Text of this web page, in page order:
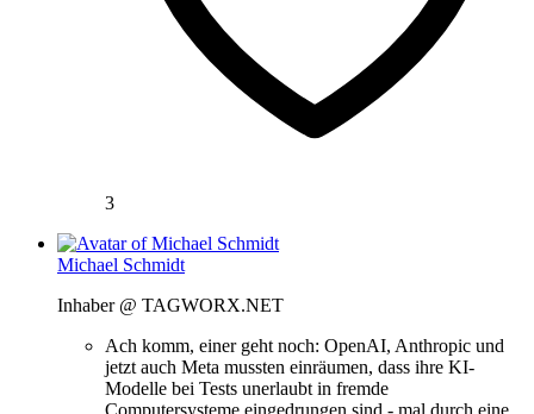
3
Michael Schmidt
Inhaber @ TAGWORX.NET
Ach komm, einer geht noch: OpenAI, Anthropic und
jetzt auch Meta mussten einräumen, dass ihre KI-
Modelle bei Tests unerlaubt in fremde
Computersysteme eingedrungen sind - mal durch eine